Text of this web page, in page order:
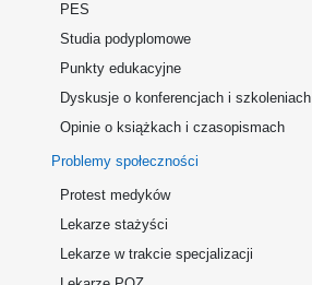
PES
Studia podyplomowe
Punkty edukacyjne
Dyskusje o konferencjach i szkoleniach
Opinie o książkach i czasopismach
Problemy społeczności
Protest medyków
Lekarze stażyści
Lekarze w trakcie specjalizacji